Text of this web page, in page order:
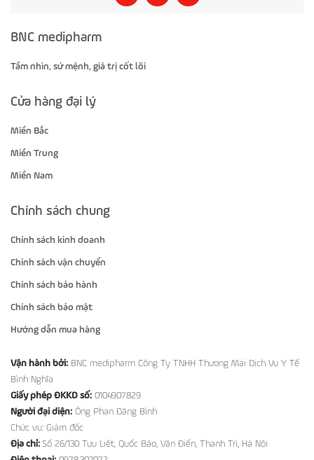
BNC medipharm
Tầm nhìn, sứ mệnh, giá trị cốt lõi
Cửa hàng đại lý
Miền Bắc
Miền Trung
Miền Nam
Chính sách chung
Chính sách kinh doanh
Chính sách vận chuyển
Chính sách bảo hành
Chính sách bảo mật
Hướng dẫn mua hàng
Vận hành bởi: BNC medipharm Công Ty TNHH Thương Mại Dịch Vụ Y Tế
Bình Nghĩa
Giấy phép ĐKKD số: 0104907829
Người đại diện: Ông Phan Đăng Bình
Chức vụ: Giám đốc
Địa chỉ: Số 26/130 Tựu Liệt, Quốc Bảo, Văn Điển, Thanh Trì, Hà Nội